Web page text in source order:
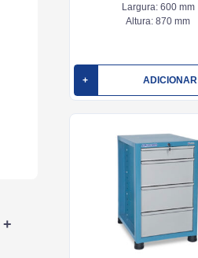
+
Largura: 600 mm
Altura: 870 mm
+ ADICIONAR